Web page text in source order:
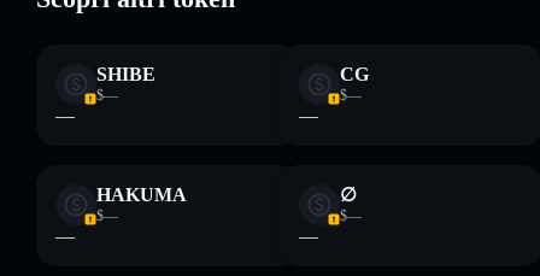
McFlamingo Token
Disclaimer: Queste informazioni hanno esclusivamente scopi
formativi e non costituiscono una consulenza finanziaria.
SHIBE
$—
—
CG
$—
—
HAKUMA
$—
—
∅
$—
—